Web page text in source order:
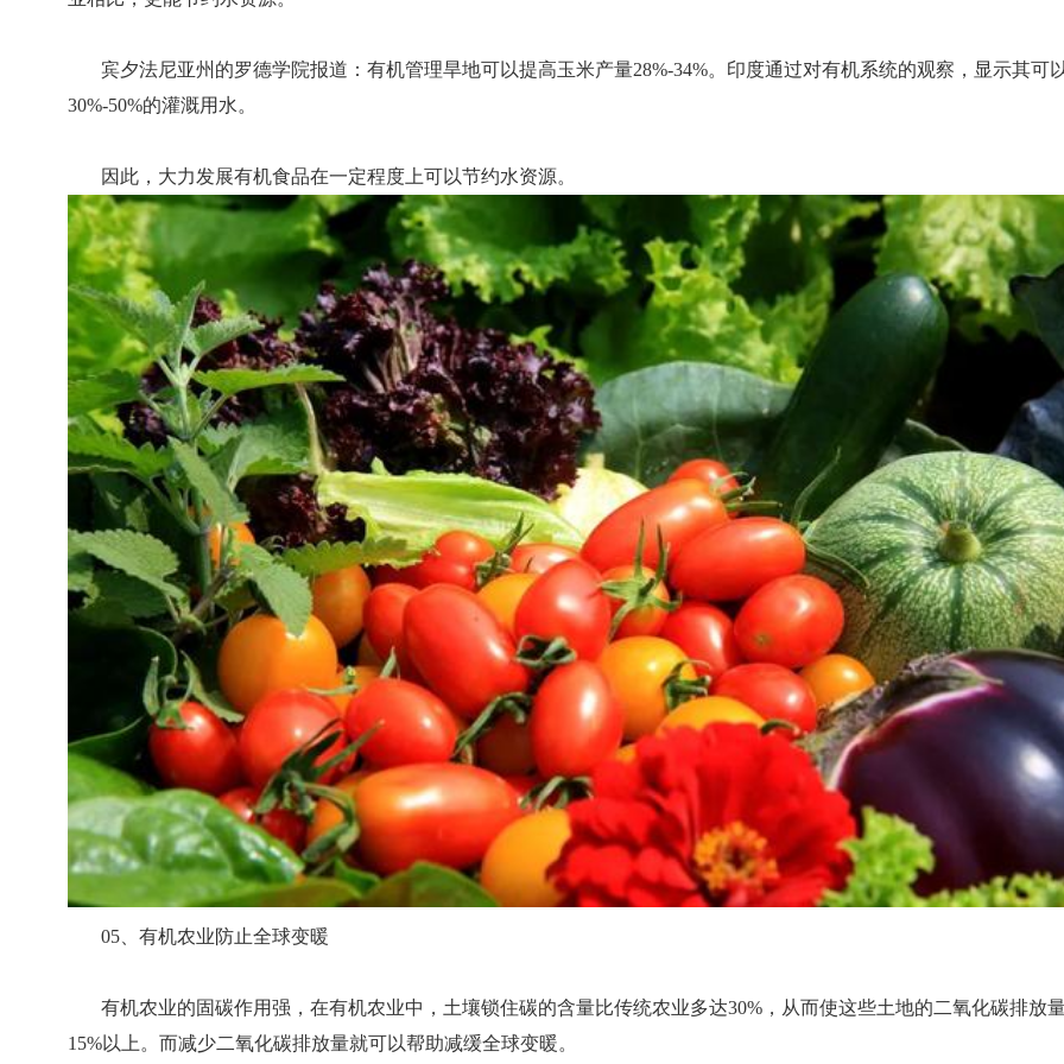
宾夕法尼亚州的罗德学院报道：有机管理旱地可以提高玉米产量28%-34%。印度通过对有机系统的观察，显示其可
30%-50%的灌溉用水。
因此，大力发展有机食品在一定程度上可以节约水资源。
05、有机农业防止全球变暖
有机农业的固碳作用强，在有机农业中，土壤锁住碳的含量比传统农业多达30%，从而使这些土地的二氧化碳排放
15%以上。而减少二氧化碳排放量就可以帮助减缓全球变暖。